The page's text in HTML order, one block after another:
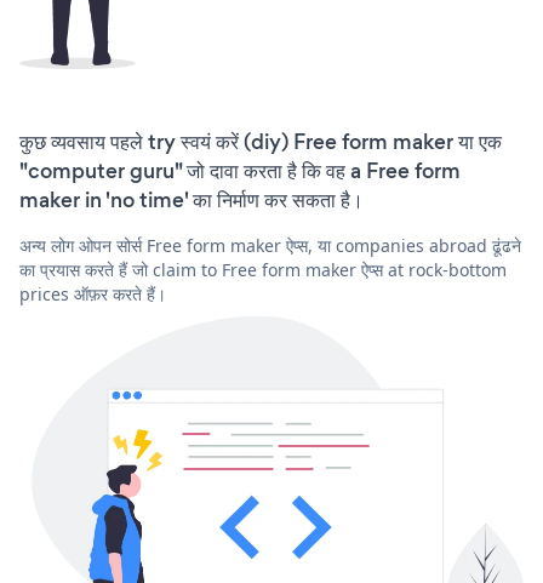
कुछ व्यवसाय पहले try स्वयं करें (diy) Free form maker या एक
"computer guru" जो दावा करता है कि वह a Free form
maker in 'no time' का निर्माण कर सकता है।
अन्य लोग ओपन सोर्स Free form maker ऐप्स, या companies abroad ढूंढने
का प्रयास करते हैं जो claim to Free form maker ऐप्स at rock-bottom
prices ऑफ़र करते हैं।